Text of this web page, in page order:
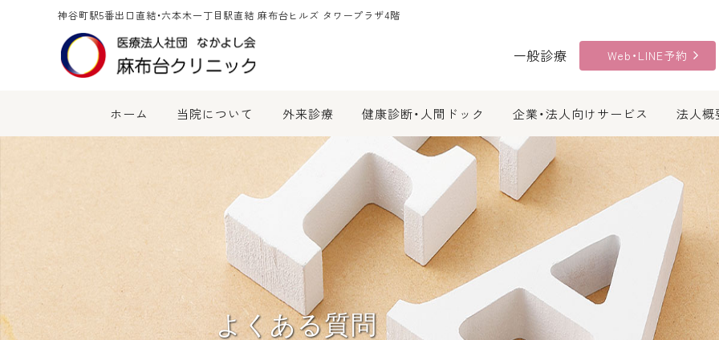
神谷町駅5番出口直結・六本木一丁目駅直結 麻布台ヒルズ タワープラザ4階
一般診療 Web・LINE予約
ホーム 当院について 外来診療 健康診断・人間ドック 企業・法人向けサービス 法人概
よくある質問